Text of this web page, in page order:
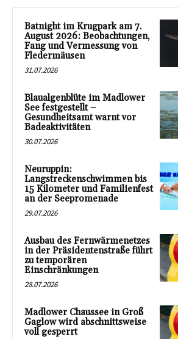
Batnight im Krugpark am 7.
August 2026: Beobachtungen,
Fang und Vermessung von
Fledermäusen
31.07.2026
Blaualgenblüte im Madlower
See festgestellt –
Gesundheitsamt warnt vor
Badeaktivitäten
30.07.2026
Neuruppin:
Langstreckenschwimmen bis
15 Kilometer und Familienfest
an der Seepromenade
29.07.2026
Ausbau des Fernwärmenetzes
in der Präsidentenstraße führt
zu temporären
Einschränkungen
28.07.2026
Madlower Chaussee in Groß
Gaglow wird abschnittsweise
voll gesperrt